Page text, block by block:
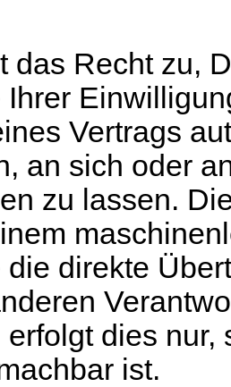
das Recht zu,
Ihrer
Vertrags
an sich oder
zu lassen.
direkte
dies nur,
ist.